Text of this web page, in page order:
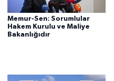
Memur-Sen: Sorumlular
Hakem Kurulu ve Maliye
Bakanlığıdır